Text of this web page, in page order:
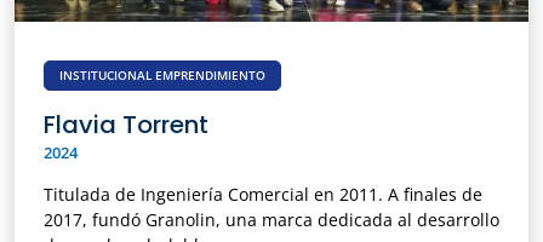
INSTITUCIONAL EMPRENDIMIENTO
Flavia Torrent
2024
Titulada de Ingeniería Comercial en 2011. A finales de
2017, fundó Granolin, una marca dedicada al desarrollo